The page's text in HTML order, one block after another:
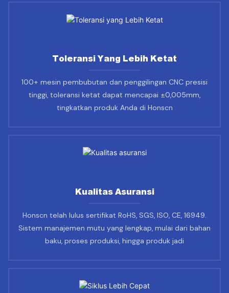
Toleransi Yang Lebih Ketat
100+ mesin pembubutan dan penggilingan CNC presisi
tinggi, toleransi ketat dapat mencapai ±0,005mm,
tingkatkan produk Anda di Honscn
Kualitas Asuransi
Honscn telah lulus sertifikat RoHS, SGS, ISO, CE, 16949.
Sistem manajemen mutu yang lengkap, mulai dari bahan
baku, proses produksi, hingga produk jadi